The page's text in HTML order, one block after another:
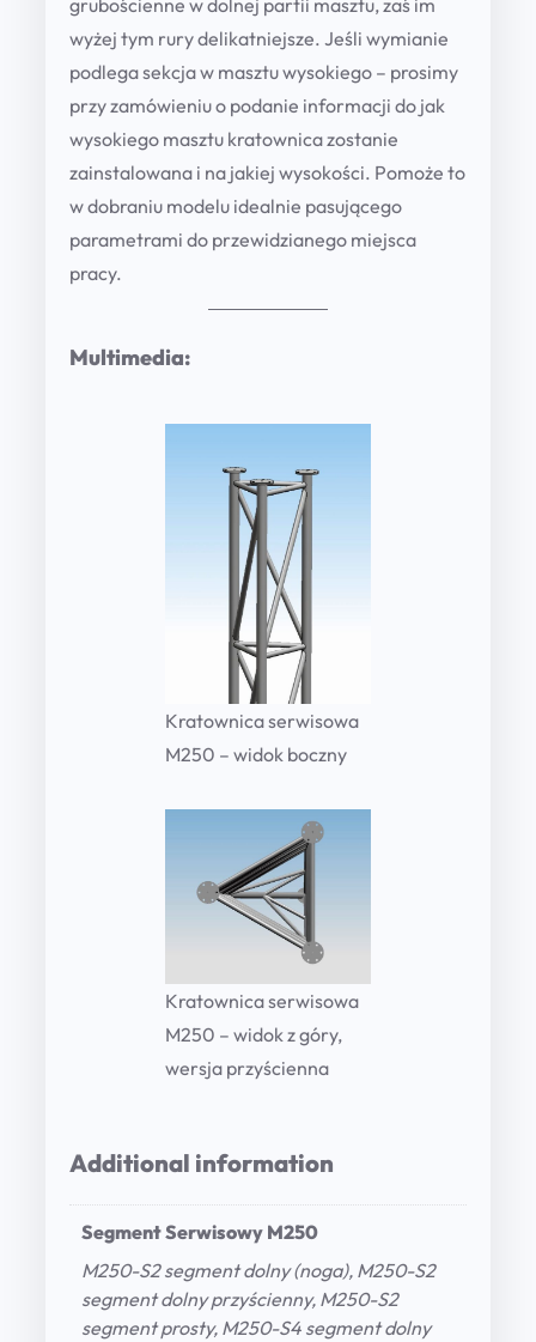
wyżej tym rury delikatniejsze. Jeśli wymianie
podlega sekcja w masztu wysokiego – prosimy
przy zamówieniu o podanie informacji do jak
wysokiego masztu kratownica zostanie
zainstalowana i na jakiej wysokości. Pomoże to
w dobraniu modelu idealnie pasującego
parametrami do przewidzianego miejsca
pracy.
Multimedia:
Kratownica serwisowa
M250 – widok boczny
Kratownica serwisowa
M250 – widok z góry,
wersja przyścienna
Additional information
Segment Serwisowy M250
M250-S2 segment dolny (noga), M250-S2
segment dolny przyścienny, M250-S2
segment prosty, M250-S4 segment dolny